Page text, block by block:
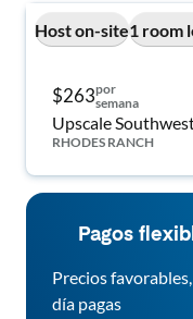
Host on-site1 room
$263por
semana
Upscale
RHODES RANCH
Pagos
Precios
día pagas